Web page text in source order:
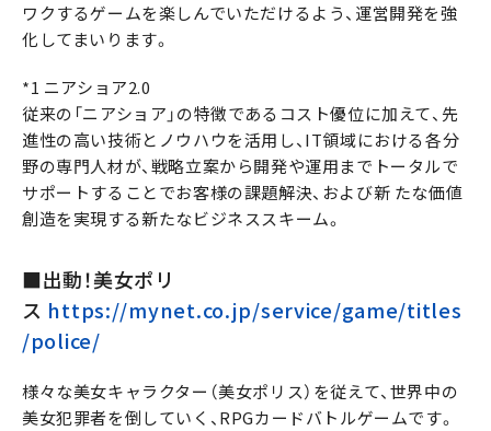
ワクするゲームを楽しんでいただけるよう、運営開発を強
化してまいります。
*1 ニアショア2.0
従来の「ニアショア」の特徴であるコスト優位に加えて、先
進性の高い技術とノウハウを活用し、IT領域における各分
野の専門人材が、戦略立案から開発や運用までトータルで
サポートすることでお客様の課題解決、および新 たな価値
創造を実現する新たなビジネススキーム。
■出動！美女ポリ
ス https://mynet.co.jp/service/game/titles
/police/
様々な美女キャラクター（美女ポリス）を従えて、世界中の
美女犯罪者を倒していく、RPGカードバトルゲームです。